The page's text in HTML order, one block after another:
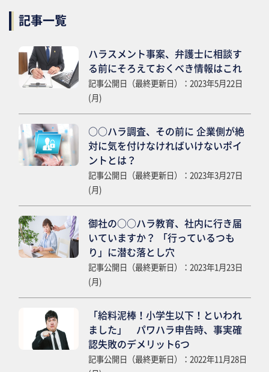
記事一覧
ハラスメント事案、弁護士に相談す
る前にそろえておくべき情報はこれ
記事公開日（最終更新日）：2023年5月22日
(月)
○○ハラ調査、その前に 企業側が絶
対に気を付けなければいけないポイ
ントとは？
記事公開日（最終更新日）：2023年3月27日
(月)
御社の○○ハラ教育、社内に行き届
いていますか？ 「行っているつも
り」に潜む落とし穴
記事公開日（最終更新日）：2023年1月23日
(月)
「給料泥棒！小学生以下！といわれ
ました」 パワハラ申告時、事実確
認失敗のデメリット6つ
記事公開日（最終更新日）：2022年11月28日